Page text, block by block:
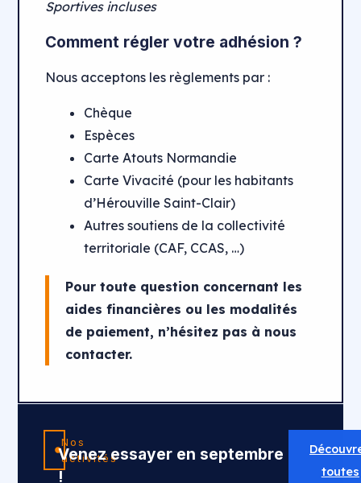
Sportives incluses
Comment régler votre adhésion ?
Nous acceptons les règlements par :
Chèque
Espèces
Carte Atouts Normandie
Carte Vivacité (pour les habitants
d’Hérouville Saint-Clair)
Autres soutiens de la collectivité
territoriale (CAF, CCAS, …)
Pour toute question concernant les
aides financières ou les modalités
de paiement, n’hésitez pas à nous
contacter.
Nos
activités
Venez essayer en septembre
!
toutes